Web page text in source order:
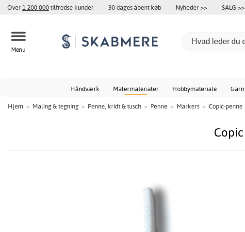
Over1 200 000tilfredse kunder 30 dages åbent køb Nyheder >> SALG >>
Menu
Håndværk Malermaterialer Hobbymateriale Garn
Hjem > Maling & tegning > Penne, kridt & tusch > Penne > Markers > Copic-penne